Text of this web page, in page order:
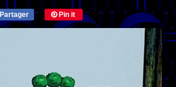
Partager Pin it